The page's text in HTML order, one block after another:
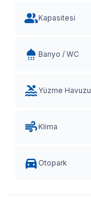
Kapasitesi
Banyo / WC
Yüzme Havuzu
Klima
Otopark